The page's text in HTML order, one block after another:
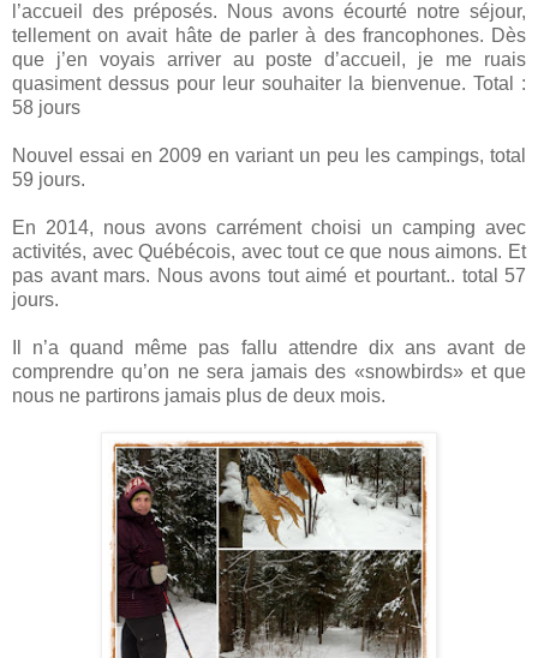
l’accueil des préposés. Nous avons écourté notre séjour,
tellement on avait hâte de parler à des francophones. Dès
que j’en voyais arriver au poste d’accueil, je me ruais
quasiment dessus pour leur souhaiter la bienvenue. Total :
58 jours
Nouvel essai en 2009 en variant un peu les campings, total
59 jours.
En 2014, nous avons carrément choisi un camping avec
activités, avec Québécois, avec tout ce que nous aimons. Et
pas avant mars. Nous avons tout aimé et pourtant.. total 57
jours.
Il n’a quand même pas fallu attendre dix ans avant de
comprendre qu’on ne sera jamais des «snowbirds» et que
nous ne partirons jamais plus de deux mois.